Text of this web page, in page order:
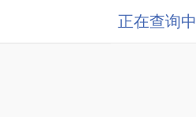
正在查询中